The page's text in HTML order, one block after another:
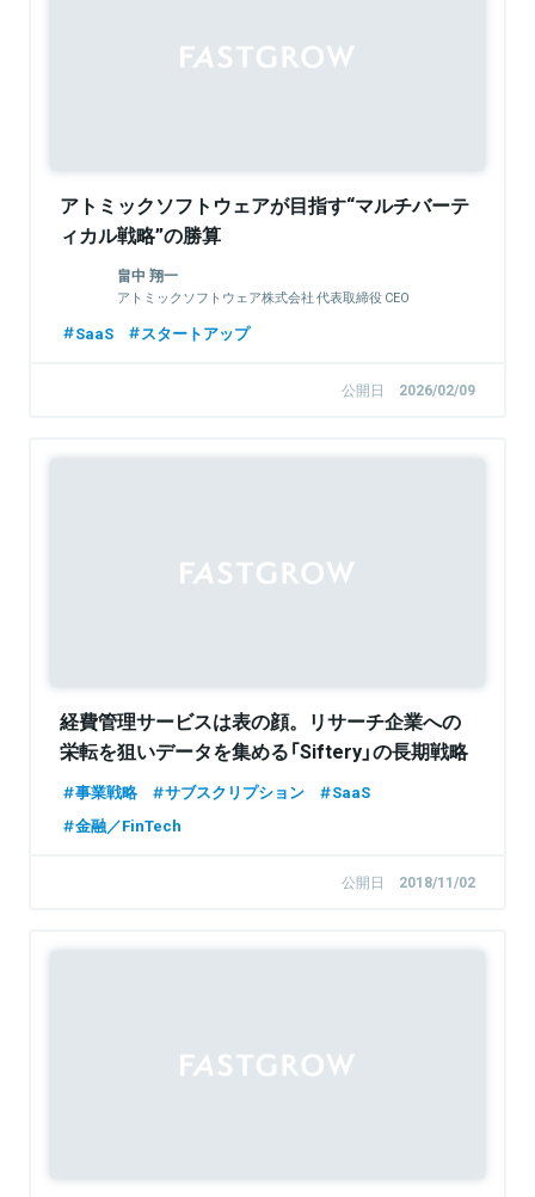
アトミックソフトウェアが目指す“マルチバーテ
ィカル戦略”の勝算
畠中 翔一
アトミックソフトウェア株式会社 代表取締役 CEO
SaaS スタートアップ
公開日 2026/02/09
経費管理サービスは表の顔。リサーチ企業への
栄転を狙いデータを集める「Siftery」の長期戦略
事業戦略 サブスクリプション
SaaS
金融／FinTech
公開日 2018/11/02